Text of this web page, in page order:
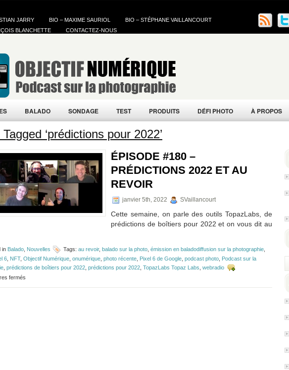
JARRY BIO – MAXIME SAURIOL
BIO – STÉPHANE VAILLANCOURT
BLANCHETTE
CONTACTEZ-NOUS
BALADO SONDAGE TEST PRODUITS DÉFI PHOTO À PROPOS
‘prédictions pour 2022’
ÉPISODE #180 –
PRÉDICTIONS 2022 ET AU
REVOIR
janvier 5th, 2022 SVaillancourt
Cette semaine, on parle des outils TopazLabs, de
prédictions de boîtiers pour 2022 et on vous dit au
in Balado Nouvelles Tags: au revoir, balado sur la photo émission en baladodiffusion sur la photographie
6 NFT, Objectif Numérique onumérique photo récente Pixel 6 de Google podcast photo Podcast sur la
prédictions de boîtiers pour 2022 prédictions pour 2022 TopazLabs Topaz Labs webradio
fermés